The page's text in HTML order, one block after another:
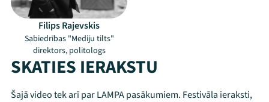
Filips Rajevskis
Sabiedrības "Mediju tilts"
direktors, politologs
SKATIES IERAKSTU
Šajā video tek arī par LAMPA pasākumiem. Festivāla ieraksti,